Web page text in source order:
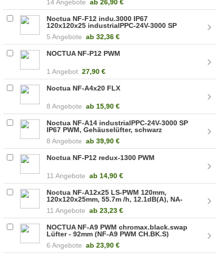
CH.BK.S
14 Angebote ab 26,90 €
Noctua NF-F12 indu.3000 IP67
120x120x25 industrialPPC-24V-3000 SP
5 Angebote ab 32,36 €
NOCTUA NF-P12 PWM
1 Angebot 27,90 €
Noctua NF-A4x20 FLX
8 Angebote ab 15,90 €
Noctua NF-A14 industrialPPC-24V-3000 SP
IP67 PWM, Gehäuselüfter, schwarz
8 Angebote ab 39,90 €
Noctua NF-P12 redux-1300 PWM
11 Angebote ab 14,90 €
Noctua NF-A12x25 LS-PWM 120mm,
120x120x25mm, 55.7m /h, 12.1dB(A), NA-
11 Angebote ab 23,23 €
NOCTUA NF-A9 PWM chromax.black.swap
Lüfter - 92mm (NF-A9 PWM CH.BK.S)
6 Angebote ab 23,90 €